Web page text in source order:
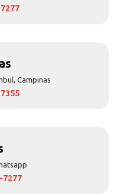
Campinas
7277